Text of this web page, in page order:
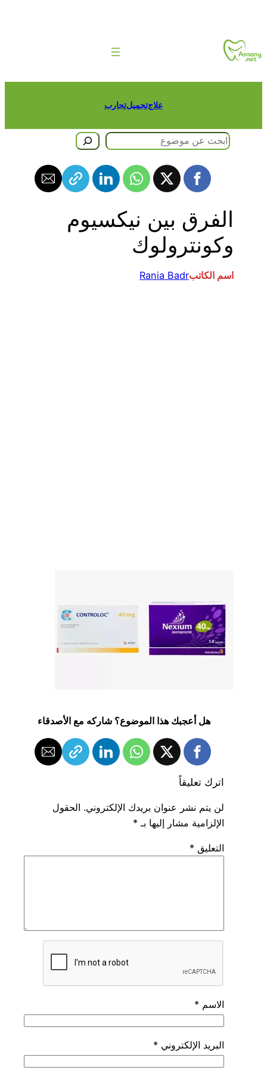
علاجتجميلتجارب
الفرق بين نيكسيوم
وكونترولوك
اسم الكاتبRania Badr
هل أعجبك هذا الموضوع؟ شاركه مع الأصدقاء
اترك تعليقاً
لن يتم نشر عنوان بريدك الإلكتروني. الحقول
الإلزامية مشار إليها بـ*
التعليق*
الاسم*
البريد الإلكتروني*